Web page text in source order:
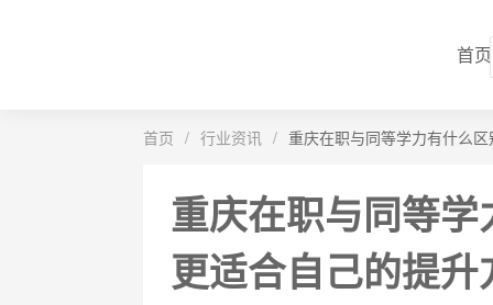
首页
首页 / 行业资讯 / 重庆在职与同等学力有什么
重庆在职与同等
更适合自己的提升